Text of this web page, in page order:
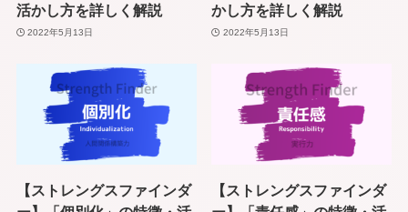
活かし方を詳しく解説
2022年5月13日
かし方を詳しく解説
2022年5月13日
【ストレングスファインダ
【ストレングスファインダ